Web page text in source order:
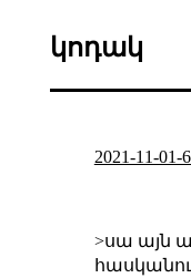
կոդակ
2021-11-01-
>սա այն ա